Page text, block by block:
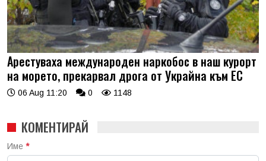
Арестуваха международен наркобос в наш курорт
на морето, прекарвал дрога от Украйна към ЕС
06 Aug 11:20 0 1148
КОМЕНТИРАЙ
Име *